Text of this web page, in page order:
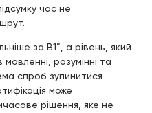
час не
за B1”, а рівень, який
розумінні та
спроб зупинитися
може
рішення, яке не